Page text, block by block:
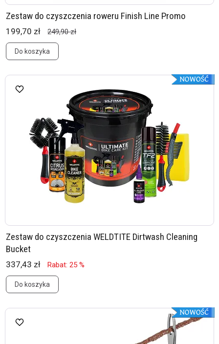
Zestaw do czyszczenia roweru Finish Line Promo
199,70 zł 249,90 zł
Do koszyka
Zestaw do czyszczenia WELDTITE Dirtwash Cleaning
Bucket
337,43 zł Rabat: 25 %
Do koszyka